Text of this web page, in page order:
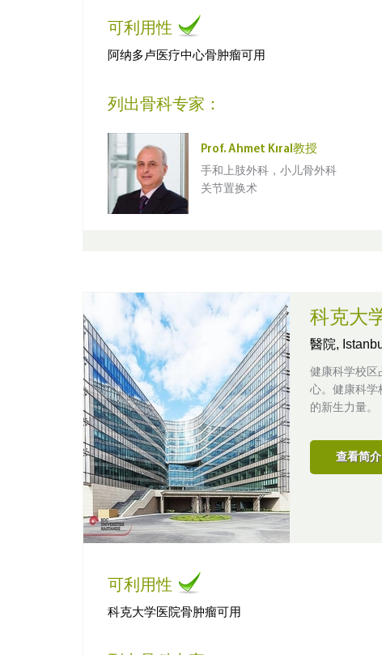
可利用性
阿纳多卢医疗中心骨肿瘤可用
列出骨科专家：
Prof. Ahmet Kıral教授
手和上肢外科，小儿骨外科
关节置换术
科克大
醫院,
健康科学校区
心。健康科学
的新生力量。
查看简介
可利用性
科克大学医院骨肿瘤可用